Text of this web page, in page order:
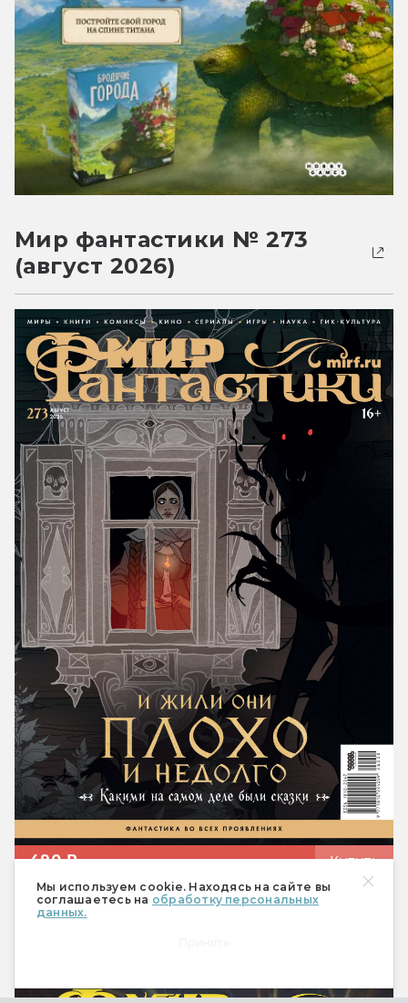
Мы используем cookie. Находясь на сайте вы
соглашаетесь на обработку персональных
данных.
Мир фантастики № 273
(август 2026)
490 ₽ Купить
Спецвыпуск «Настольные